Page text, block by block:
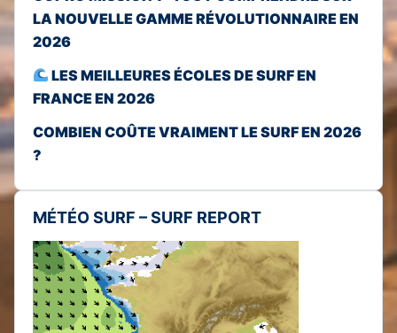
LA NOUVELLE GAMME RÉVOLUTIONNAIRE EN
2026
LES MEILLEURES ÉCOLES DE SURF EN
FRANCE EN 2026
COMBIEN COÛTE VRAIMENT LE SURF EN 2026
?
MÉTÉO SURF – SURF REPORT